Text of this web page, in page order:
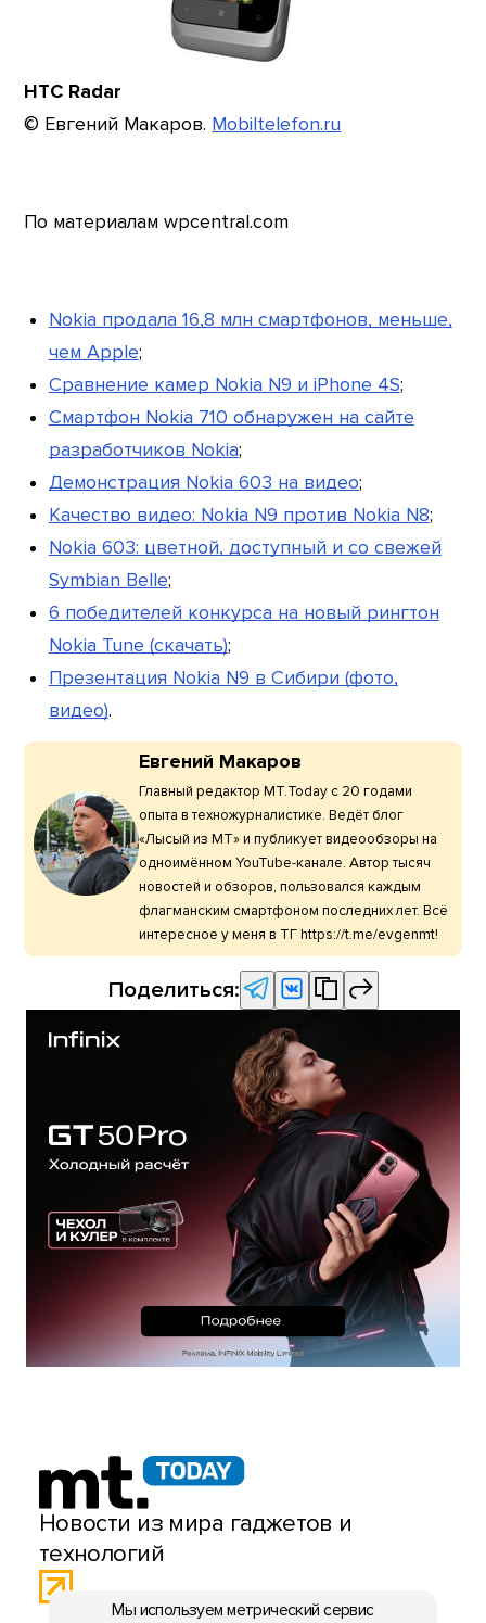
HTC Radar
© Евгений Макаров. Mobiltelefon.ru
По материалам wpcentral.com
Nokia продала 16,8 млн смартфонов, меньше,
чем Apple;
Сравнение камер Nokia N9 и iPhone 4S;
Смартфон Nokia 710 обнаружен на сайте
разработчиков Nokia;
Демонстрация Nokia 603 на видео;
Качество видео: Nokia N9 против Nokia N8;
Nokia 603: цветной, доступный и со свежей
Symbian Belle;
6 победителей конкурса на новый рингтон
Nokia Tune (скачать);
Презентация Nokia N9 в Сибири (фото,
видео).
Евгений Макаров
Главный редактор МТ.Today с 20 годами
опыта в техножурналистике. Ведёт блог
«Лысый из МТ» и публикует видеообзоры на
одноимённом YouTube-канале. Автор тысяч
новостей и обзоров, пользовался каждым
флагманским смартфоном последних лет. Всё
интересное у меня в ТГ https://t.me/evgenmt!
Поделиться:
Новости из мира гаджетов и
технологий
Мы используем метрический сервис